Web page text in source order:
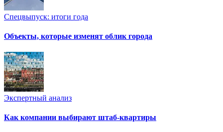
Спецвыпуск: итоги года
Объекты, которые изменят облик города
Экспертный анализ
Как компании выбирают штаб-квартиры